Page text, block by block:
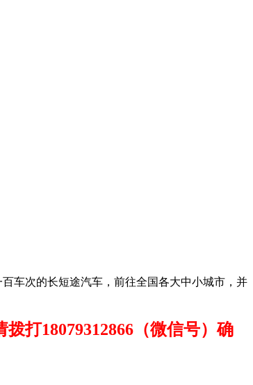
车次的长短途汽车，前往全国各大中小城市，并
打18079312866（微信号）确